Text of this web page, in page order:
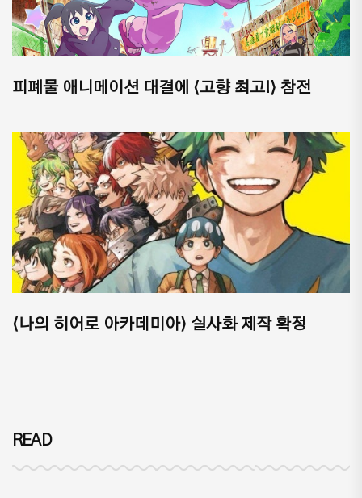
피폐물 애니메이션 대결에 ⟨고향 최고!⟩ 참전
⟨나의 히어로 아카데미아⟩ 실사화 제작 확정
READ